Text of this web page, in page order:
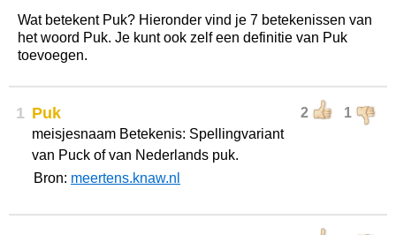
Wat betekent Puk? Hieronder vind je 7 betekenissen van
het woord Puk. Je kunt ook zelf een definitie van Puk
toevoegen.
1 2 1
Puk
meisjesnaam Betekenis: Spellingvariant
van Puck of van Nederlands puk.
Bron: meertens.knaw.nl